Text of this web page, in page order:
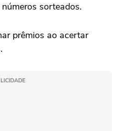
sorteados.
prêmios ao acertar